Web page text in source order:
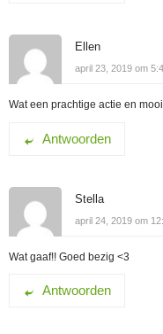
Ellen
april 23, 2019 om
Wat een prachtige actie en
Antwoorden
Stella
april 24, 2019 om
Wat gaaf!! Goed bezig <3
Antwoorden